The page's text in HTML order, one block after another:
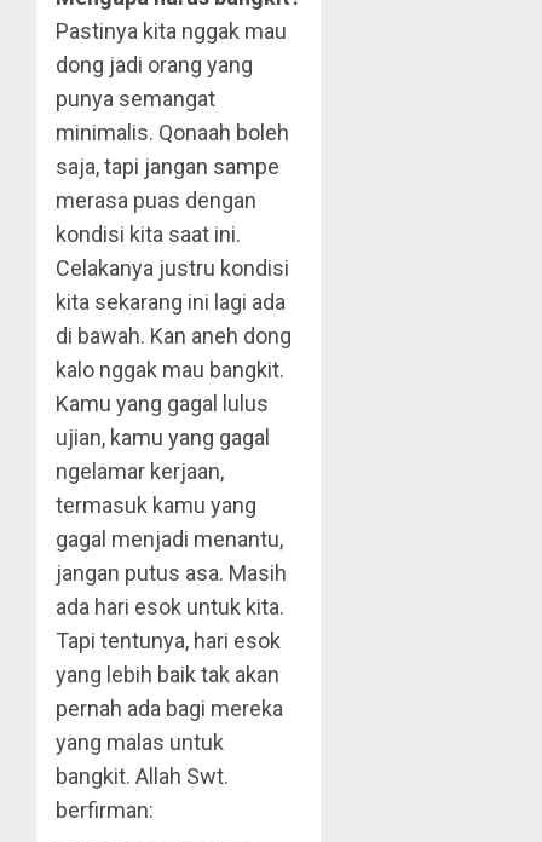
Pastinya kita nggak mau
dong jadi orang yang
punya semangat
minimalis. Qonaah boleh
saja, tapi jangan sampe
merasa puas dengan
kondisi kita saat ini.
Celakanya justru kondisi
kita sekarang ini lagi ada
di bawah. Kan aneh dong
kalo nggak mau bangkit.
Kamu yang gagal lulus
ujian, kamu yang gagal
ngelamar kerjaan,
termasuk kamu yang
gagal menjadi menantu,
jangan putus asa. Masih
ada hari esok untuk kita.
Tapi tentunya, hari esok
yang lebih baik tak akan
pernah ada bagi mereka
yang malas untuk
bangkit. Allah Swt.
berfirman: